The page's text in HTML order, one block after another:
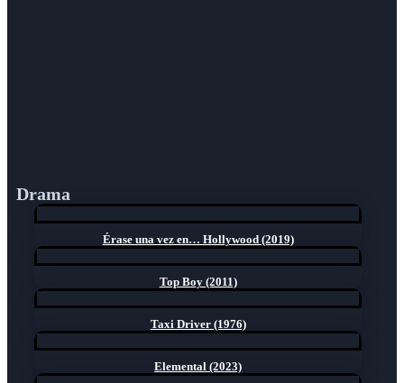
Drama
Érase una vez en… Hollywood (2019)
Top Boy (2011)
Taxi Driver (1976)
Elemental (2023)